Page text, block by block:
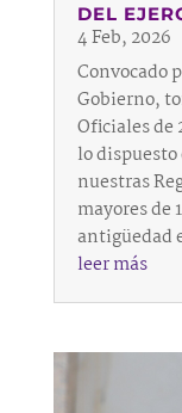
DEL
4 Feb, 2026
Convocado
Gobierno,
Oficiales de
lo dispuesto
nuestras
mayores de
antigüedad
leer más